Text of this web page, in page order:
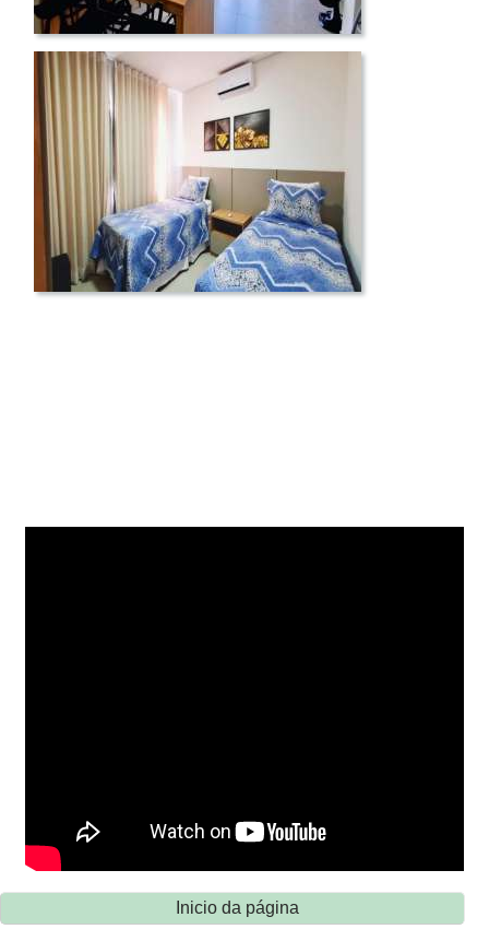
Inicio da página